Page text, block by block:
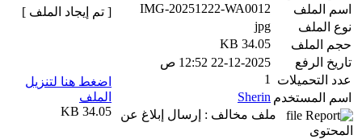
اسم الملف
IMG-20251222-WA0012
نوع الملف
jpg
حجم الملف
34.05 KB
تاريخ الرفع
22-12-2025 12:52 ص
عدد التحميلات
1
اسم المستخدم Sherin
ملف مخالف : إرسال إبلاغ عن
المحتوى
[ تم إيجاد الملف ]
اضغط هنا لتنزيل
الملف
34.05 KB